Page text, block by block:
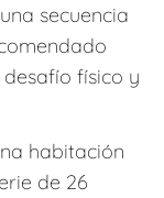
secuencia
físico y
habitación
de 26